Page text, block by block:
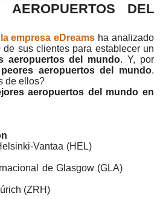
AEROPUERTOS DEL
empresa eDreams ha analizado
de sus clientes para establecer un
aeropuertos del mundo. Y, por
aeropuertos del mundo.
de ellos?
aeropuertos del mundo en
Helsinki-Vantaa (HEL)
de Glasgow (GLA)
de Zúrich (ZRH)